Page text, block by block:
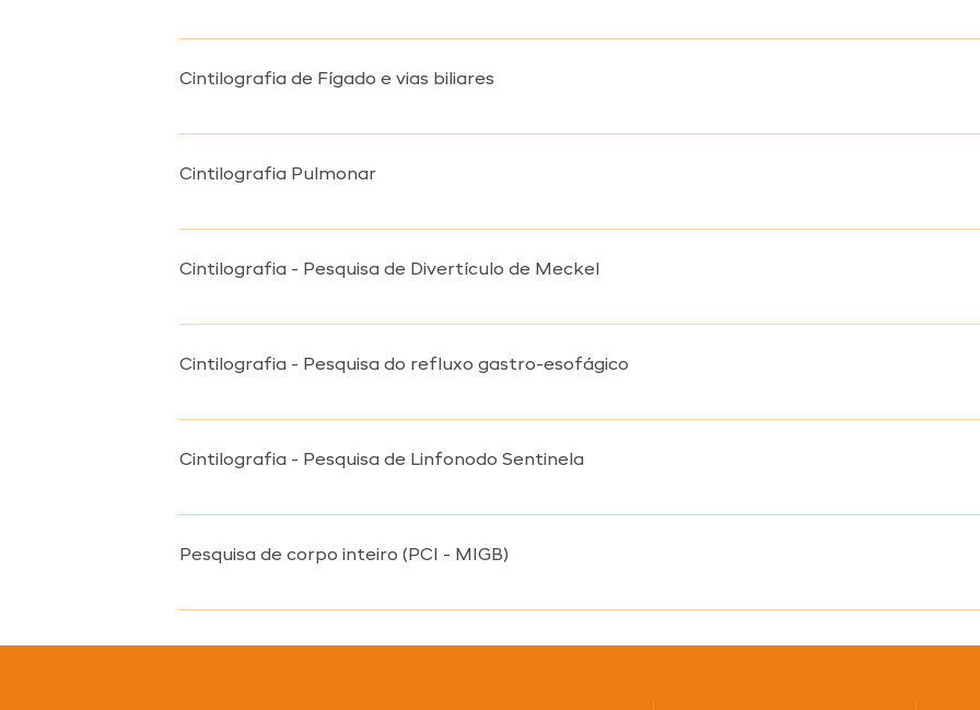
A Cintilografia da Tireoide é um exame que serve para avaliar o funcionamento da tireoide. ele é
Cintilografia de Fígado e vias biliares
A Cintilografia do Fígado e vias biliares é um exame que tem o objetivo de avaliar o comportamento
Cintilografia Pulmonar
A cintilografia pulmonar é um exame que avalia a presença de alterações na passagem do ar ou na
Cintilografia - Pesquisa de Divertículo de Meckel
A Cintilografia para pesquisa do Divertículo de Meckel é um exame que identifica e localiza mucosa
Cintilografia - Pesquisa do refluxo gastro-esofágico
A Cintilografia para pesquisa do refluxo gastro-esofágico é um exame que um exame avalia
Cintilografia - Pesquisa de Linfonodo Sentinela
A Cintilografia para pesquisa de Linfonodo Sentinela é um exame que avalia as glândulas linfáticas na
Pesquisa de corpo inteiro (PCI - MIGB)
A PCI MIGB é um exame que faz um rastreio do corpo inteiro analisando a evolução do câncer de